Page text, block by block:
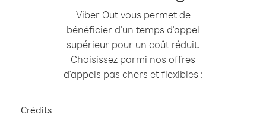
Viber Out vous permet de
bénéficier d'un temps d'appel
supérieur pour un coût réduit.
Choisissez parmi nos offres
d'appels pas chers et flexibles :
Crédits